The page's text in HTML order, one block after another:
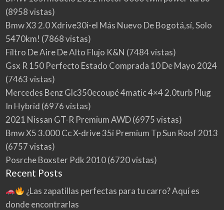
(8958 vistas)
Bmw X3 2.0 Xdrive30i-el Más Nuevo De Bogotá,sí, Solo
5470km! (7868 vistas)
Filtro De Aire De Alto Flujo K&N (7484 vistas)
Gsx R 150 Perfecto Estado Comprada 10 De Mayo 2024
(7463 vistas)
Mercedes Benz Glc350ecoupé 4matic 4×4 2.0turb Plug
In Hybrid (6976 vistas)
2021 Nissan GT-R Premium AWD(6975 vistas)
Bmw X5 3.000 Cc X-drive 35i Premium Tp Sun Roof 2013
(6757 vistas)
Posrche Boxster Pdk 2010(6720 vistas)
Recent Posts
¿Las zapatillas perfectas para tu carro? Aquí es
donde encontrarlas